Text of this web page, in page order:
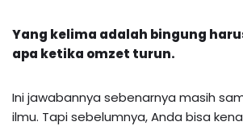
Yang kelima adalah bingung
apa ketika omzet turun.
Ini jawabannya sebenarnya masih
ilmu. Tapi sebelumnya, Anda bisa